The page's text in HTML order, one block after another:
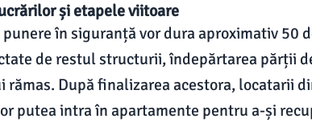
și etapele viitoare
în siguranță vor dura aproximativ 50
de restul structurii, îndepărtarea părții
rămas. După finalizarea acestora, locatarii
putea intra în apartamente pentru a-și